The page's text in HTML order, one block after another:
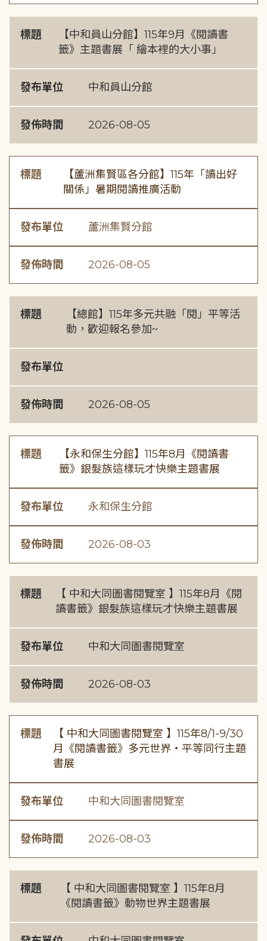
標題
【中和員山分館】115年9月《閱讀書
籤》主題書展「 繪本裡的大小事」
發布單位 中和員山分館
發佈時間 2026-08-05
標題
【蘆洲集賢區各分館】115年「讀出好
關係」暑期閱讀推廣活動
發布單位 蘆洲集賢分館
發佈時間 2026-08-05
標題
【總館】115年多元共融「閱」平等活
動，歡迎報名參加~
發布單位
發佈時間 2026-08-05
標題
【永和保生分館】115年8月《閱讀書
籤》銀髮族這樣玩才快樂主題書展
發布單位 永和保生分館
發佈時間 2026-08-03
標題
【 中和大同圖書閱覽室 】115年8月《閱
讀書籤》銀髮族這樣玩才快樂主題書展
發布單位 中和大同圖書閱覽室
發佈時間 2026-08-03
標題
【 中和大同圖書閱覽室 】115年8/1-9/30
月《閱讀書籤》多元世界・平等同行主題
書展
發布單位 中和大同圖書閱覽室
發佈時間 2026-08-03
標題
【 中和大同圖書閱覽室 】115年8月
《閱讀書籤》動物世界主題書展